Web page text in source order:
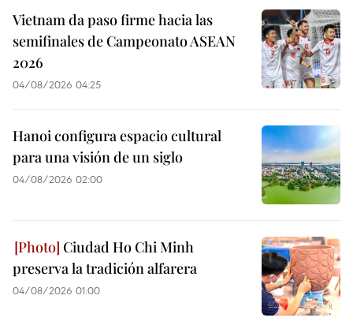
Vietnam da paso firme hacia las
semifinales de Campeonato ASEAN
2026
04/08/2026 04:25
Hanoi configura espacio cultural
para una visión de un siglo
04/08/2026 02:00
Ciudad Ho Chi Minh
preserva la tradición alfarera
04/08/2026 01:00